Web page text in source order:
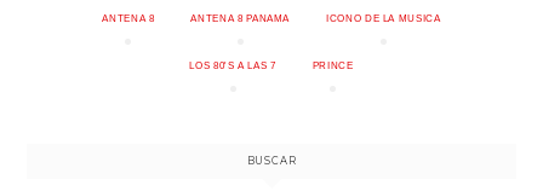
ANTENA 8 ANTENA 8 PANAMA ICONO DE LA MUSICA
LOS 80'S A LAS 7 PRINCE
BUSCAR